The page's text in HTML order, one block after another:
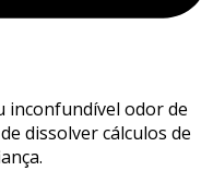
inconfundível odor de
dissolver cálculos de